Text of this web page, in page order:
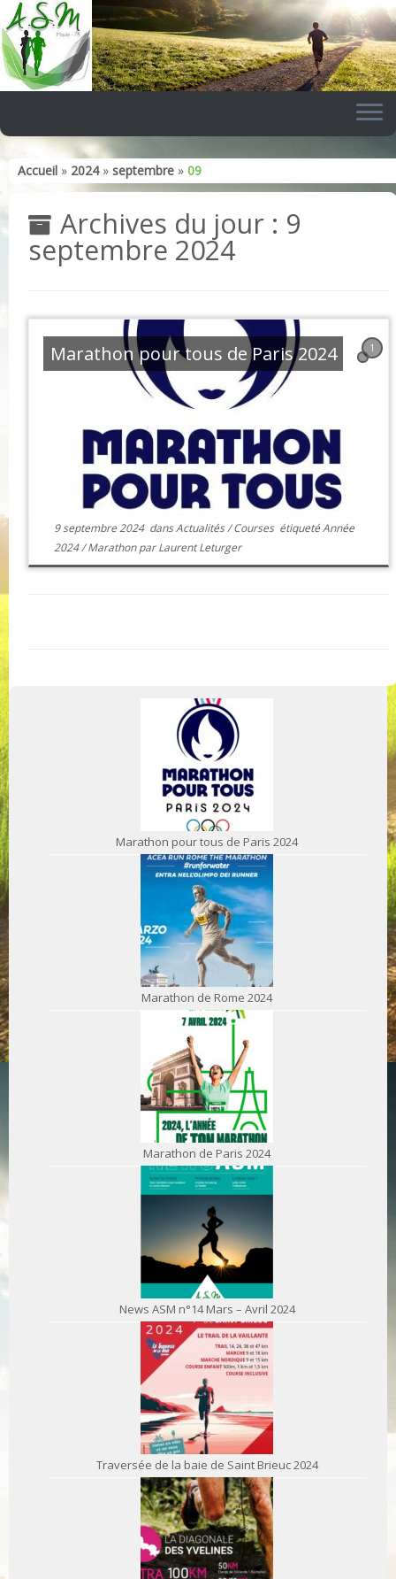
Skip
to
content
Accueil » 2024 » septembre » 09
Archives du jour : 9
septembre 2024
1
Marathon pour tous de Paris 2024
9 septembre 2024dansActualités/Courses étiquetéAnnée
2024/MarathonparLaurent Leturger
Marathon pour tous de Paris 2024
Marathon de Rome 2024
Marathon de Paris 2024
News ASM n°14 Mars – Avril 2024
Traversée de la baie de Saint Brieuc 2024